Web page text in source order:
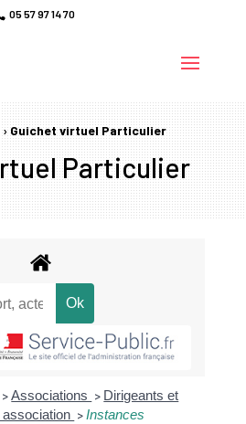
05 57 97 14 70
›Guichet virtuel Particulier
Particulier
> Associations > Dirigeants et
> Instances